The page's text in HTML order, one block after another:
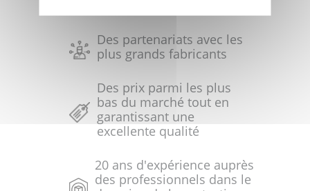
Des partenariats avec les
plus grands fabricants
Des prix parmi les plus
bas du marché tout en
garantissant une
excellente qualité
20 ans d'expérience auprès
des professionnels dans le